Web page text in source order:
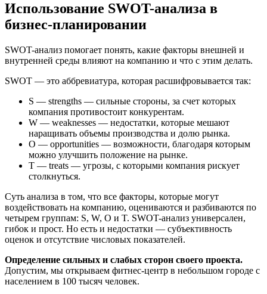
Использование SWOT-анализа в
бизнес-планировании
SWOT-анализ помогает понять, какие факторы внешней и
внутренней среды влияют на компанию и что с этим делать.
SWOT — это аббревиатура, которая расшифровывается так:
S — strengths — сильные стороны, за счет которых
компания противостоит конкурентам.
W — weaknesses — недостатки, которые мешают
наращивать объемы производства и долю рынка.
О — opportunities — возможности, благодаря которым
можно улучшить положение на рынке.
T — treats — угрозы, с которыми компания рискует
столкнуться.
Суть анализа в том, что все факторы, которые могут
воздействовать на компанию, оцениваются и разбиваются по
четырем группам: S, W, O и T. SWOT-анализ универсален,
гибок и прост. Но есть и недостатки — субъективность
оценок и отсутствие числовых показателей.
Определение сильных и слабых сторон своего проекта.
Допустим, мы открываем фитнес-центр в небольшом городе с
населением в 100 тысяч человек.